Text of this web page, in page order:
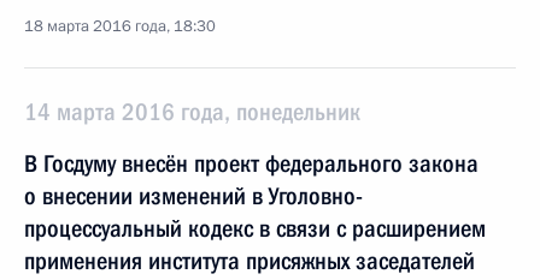
18 марта 2016 года, 18:30
14 марта 2016 года, понедельник
В Госдуму внесён проект федерального закона
о внесении изменений в Уголовно-
процессуальный кодекс в связи с расширением
применения института присяжных заседателей